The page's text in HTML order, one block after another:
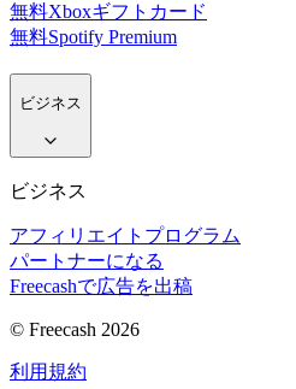
無料Xboxギフトカード
無料Spotify Premium
ビジネス
ビジネス
アフィリエイトプログラム
パートナーになる
Freecashで広告を出稿
© Freecash 2026
利用規約